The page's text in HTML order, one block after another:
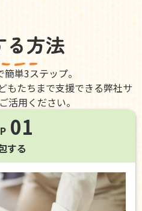
る方法
単3ステップ。
もたちまで支援できる弊社サ
活用ください。
01
する